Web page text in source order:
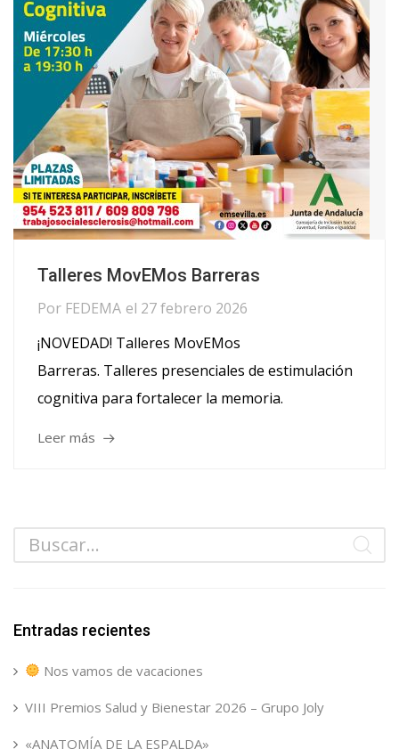
Talleres MovEMos Barreras
Por FEDEMA el 27 febrero 2026
¡NOVEDAD! Talleres MovEMos
Barreras. Talleres presenciales de estimulación
cognitiva para fortalecer la memoria.
Leer más
Entradas recientes
Nos vamos de vacaciones
VIII Premios Salud y Bienestar 2026 – Grupo Joly
«ANATOMÍA DE LA ESPALDA»